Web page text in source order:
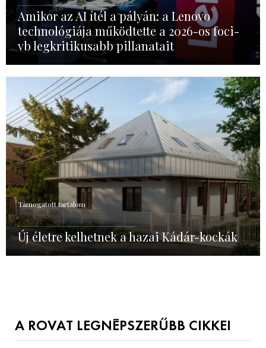
Amikor az AI ítél a pályán: a Lenovo
technológiája működtette a 2026-os foci-
vb legkritikusabb pillanatait
Támogatott tartalom
Új életre kelhetnek a hazai Kádár-kockák
A ROVAT LEGNÉPSZERŰBB CIKKEI